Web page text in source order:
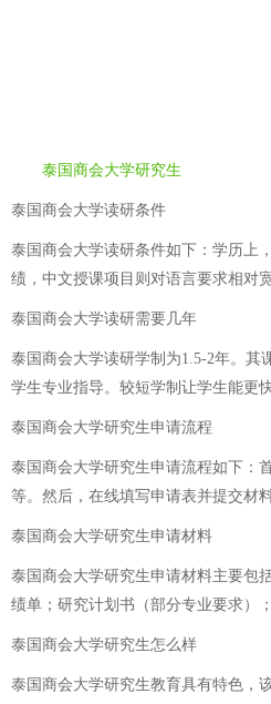
泰国商会大学研究生
泰国商会大学读研条件
泰国商会大学读研条件如下：学历上
绩，中文授课项目则对语言要求相对
泰国商会大学读研需要几年
泰国商会大学读研学制为1.5-2年。
学生专业指导。较短学制让学生能更
泰国商会大学研究生申请流程
泰国商会大学研究生申请流程如下：
等。然后，在线填写申请表并提交材
泰国商会大学研究生申请材料
泰国商会大学研究生申请材料主要包
绩单；研究计划书（部分专业要求）
泰国商会大学研究生怎么样
泰国商会大学研究生教育具有特色，